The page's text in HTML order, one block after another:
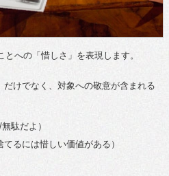
への「惜しさ」を表現します。
けでなく、対象への敬意が含まれる
駄だよ）
てるには惜しい価値がある）